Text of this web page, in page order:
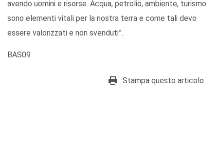
avendo uomini e risorse. Acqua, petrolio, ambiente, turismo
sono elementi vitali per la nostra terra e come tali devo
essere valorizzati e non svenduti”.
BAS09
Stampa questo articolo